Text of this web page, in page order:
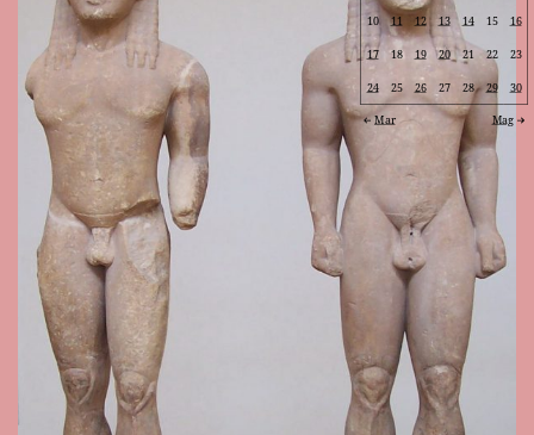
10 11 12 13 14 15 16
17 18 19 20 21 22 23
24 25 26 27 28 29 30
Mar Mag